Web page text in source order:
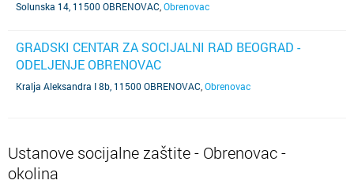
Solunska 14, 11500 OBRENOVAC Obrenovac
GRADSKI CENTAR ZA SOCIJALNI RAD BEOGRAD -
ODELJENJE OBRENOVAC
Kralja Aleksandra I 8b, 11500 OBRENOVAC Obrenovac
Ustanove socijalne zaštite - Obrenovac -
okolina